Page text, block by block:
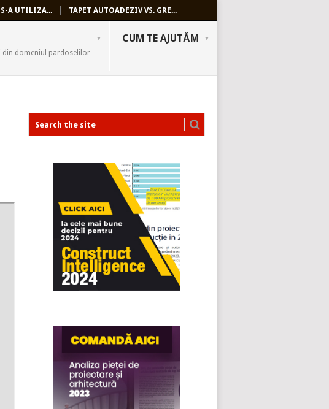
S-A UTILIZA... TAPET AUTOADEZIV VS. GRE...
din domeniul pardoselilor
CUM TE AJUTĂM